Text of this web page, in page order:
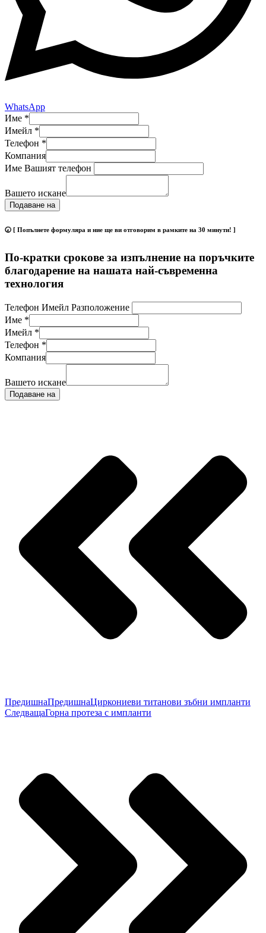
WhatsApp
Име *
Имейл *
Телефон *
Компания
Име Вашият телефон
Вашето искане
Подаване на
🕢 [ Попълнете формуляра и ние ще ви отговорим в рамките на 30 минути! ]
По-кратки срокове за изпълнение на поръчките
благодарение на нашата най-съвременна
технология
Телефон Имейл Разположение
Име *
Имейл *
Телефон *
Компания
Вашето искане
Подаване на
ПредишнаПредишнаЦиркониеви титанови зъбни импланти
СледващаГорна протеза с импланти